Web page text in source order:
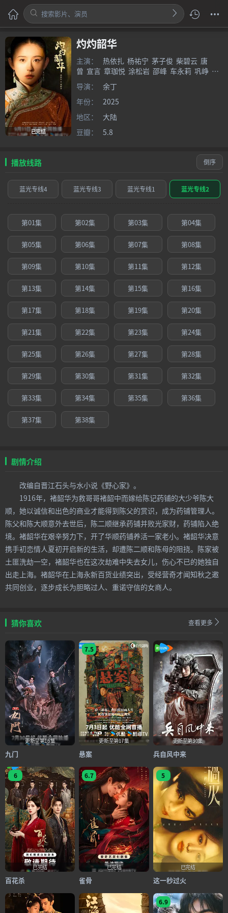
已完结
灼灼韶华
主演： 热依扎 杨祐宁 茅子俊 柴碧云 唐
曾 宣言 章珈悦 涂松岩 邵峰 车永莉 巩峥 丁
勇岱
李勤勤
涛 张英 代高政
导演：
余丁
年份：
2025
地区：
大陆
豆瓣：
5.8
播放线路 倒序
蓝光专线4 蓝光专线3 蓝光专线1 蓝光专线2
第01集 第02集 第03集 第04集
第05集 第06集 第07集 第08集
第09集 第10集 第11集 第12集
第13集 第14集 第15集 第16集
第17集 第18集 第19集 第20集
第21集 第22集 第23集 第24集
第25集 第26集 第27集 第28集
第29集 第30集 第31集 第32集
第33集 第34集 第35集 第36集
第37集 第38集
剧情介绍
改编自晋江石头与水小说《野心家》。
1916年，褚韶华为救哥哥褚韶中而嫁给陈记药铺的大少爷陈大
顺，她以诚信和出色的商业才能得到陈父的赏识，成为药铺管理人。
陈父和陈大顺意外去世后，陈二顺继承药铺并败光家财，药铺陷入绝
境。褚韶华在艰辛努力下，开了华顺药铺养活一家老小。褚韶华决意
携手初恋情人夏初开启新的生活，却遭陈二顺和陈母的阻挠。陈家被
土匪洗劫一空，褚韶华也在这次劫难中失去女儿，伤心不已的她独自
出走上海。褚韶华在上海永新百货业绩突出，受经营奇才闻知秋之邀
共同创业，逐步成长为胆略过人、重诺守信的女商人。
猜你喜欢 查看更多
更新至第16集
九门
7.5
更新至第17集
悬案
更新至第30集
兵自风中来
6
已完结
百花杀
6.7
已完结
雀骨
5
已完结
这一秒过火
6.9